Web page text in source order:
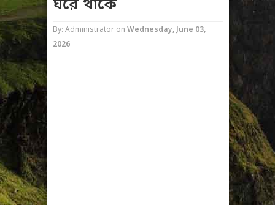
ঘরে থাকে
By: Administrator on Wednesday, June 03,
2026